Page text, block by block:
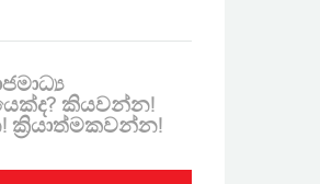
කියවන්න!
ක්‍රියාත්මකවන්න!